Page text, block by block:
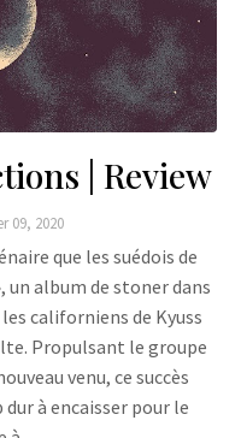
| Review
09, 2020
que les suédois de
album de stoner dans
californiens de Kyuss
Propulsant le groupe
venu, ce succès
à encaisser pour le